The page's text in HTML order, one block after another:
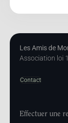
Les Amis de
Association loi
Contact
Effectuer une